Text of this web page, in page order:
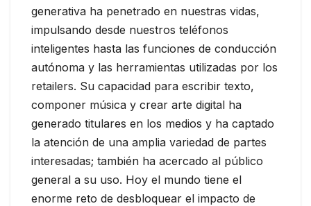
generativa ha penetrado en nuestras vidas,
impulsando desde nuestros teléfonos
inteligentes hasta las funciones de conducción
autónoma y las herramientas utilizadas por los
retailers. Su capacidad para escribir texto,
componer música y crear arte digital ha
generado titulares en los medios y ha captado
la atención de una amplia variedad de partes
interesadas; también ha acercado al público
general a su uso. Hoy el mundo tiene el
enorme reto de desbloquear el impacto de